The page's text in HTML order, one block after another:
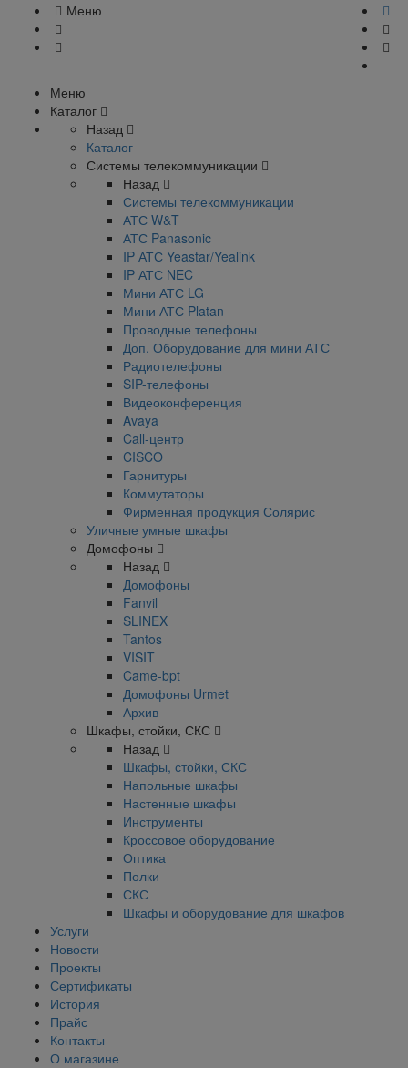
Меню
Меню
Каталог
Назад
Каталог
Системы телекоммуникации
Назад
Системы телекоммуникации
АТС W&T
АТС Panasonic
IP АТС Yeastar/Yealink
IP АТС NEC
Мини АТС LG
Мини АТС Platan
Проводные телефоны
Доп. Оборудование для мини АТС
Радиотелефоны
SIP-телефоны
Видеоконференция
Avaya
Call-центр
CISCO
Гарнитуры
Коммутаторы
Фирменная продукция Солярис
Уличные умные шкафы
Домофоны
Назад
Домофоны
Fanvil
SLINEX
Tantos
VISIT
Came-bpt
Домофоны Urmet
Архив
Шкафы, стойки, СКС
Назад
Шкафы, стойки, СКС
Напольные шкафы
Настенные шкафы
Инструменты
Кроссовое оборудование
Оптика
Полки
СКС
Шкафы и оборудование для шкафов
Услуги
Новости
Проекты
Сертификаты
История
Прайс
Контакты
О магазине